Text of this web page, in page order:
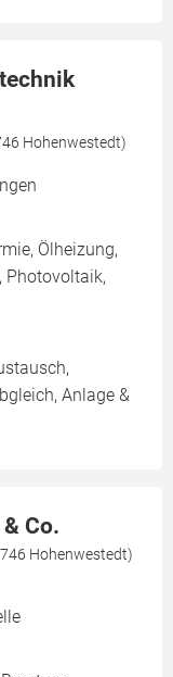
Hohenwestedt)
Ölheizung,
Photovoltaik,
Anlage &
Co.
Hohenwestedt)